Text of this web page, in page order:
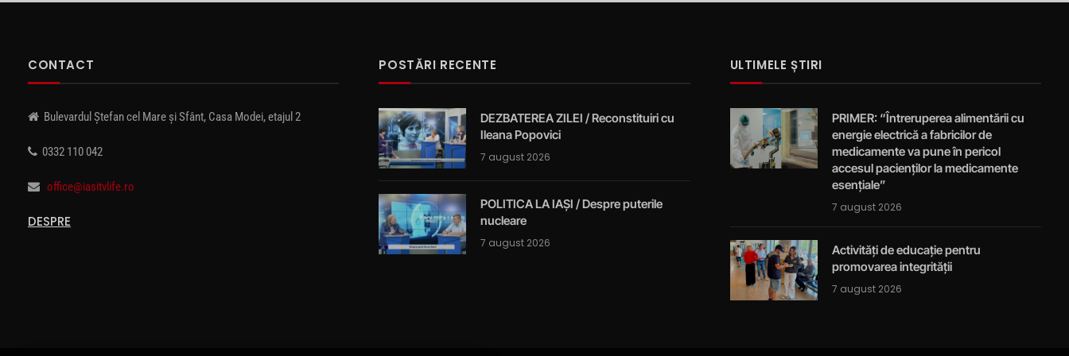
CONTACT
Bulevardul Ștefan cel Mare și Sfânt, Casa Modei, etajul 2
0332 110 042
office@iasitvlife.ro
DESPRE
POSTĂRI RECENTE
DEZBATEREA ZILEI / Reconstituiri cu
Ileana Popovici
7 august 2026
POLITICA LA IAȘI / Despre puterile
nucleare
7 august 2026
ULTIMELE ȘTIRI
PRIMER: “Întreruperea alimentării cu
energie electrică a fabricilor de
medicamente va pune în pericol
accesul pacienților la medicamente
esențiale”
7 august 2026
Activități de educație pentru
promovarea integrității
7 august 2026